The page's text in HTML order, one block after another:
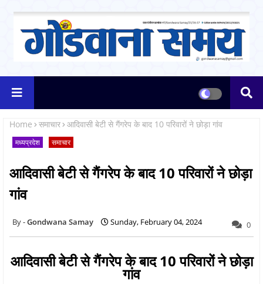
Home समाचार आदिवासी बेटी से गैंगरेप के बाद 10 परिवारों ने छोड़ा गांव
मध्यप्रदेश समाचार
आदिवासी बेटी से गैंगरेप के बाद 10 परिवारों ने छोड़ा
गांव
Gondwana Samay Sunday, February 04, 2024 0
आदिवासी बेटी से गैंगरेप के बाद 10 परिवारों ने छोड़ा
गांव